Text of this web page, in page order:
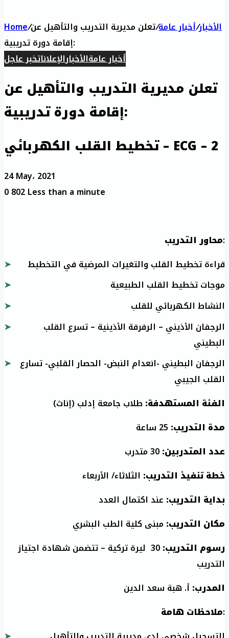
Home/ الأخبار/أخبار عامة/تعلن مديرية التدريب والتأهيل عن
إقامة دورة تدريبية:
أخبار عامةالأخبارالإعلاناتخبر عاجل
تعلن مديرية التدريب والتأهيل عن
إقامة دورة تدريبية:
تخطيط القلب الكهربائي – ECG – 2
24 May، 2021
0802Less than a minute
محاور التدريب:
قراءة تخطيط القلب والتغيرات المرضية في التخطيط
موجات تخطيط القلب الطبيعية
النشاط الكهربائي للقلب
الرجفان الأذيني – الرفرفة الأذينية – تسرع القلب
البطيني
الرجفان البطيني -انعدام النبض- الحصار القلبي- تسارع
القلب الجيبي
الفئة المستهدفة: طلاب جامعة إدلب (إناث)
مدة التدريب:
عدد المتدربين:
خطة تنفيذ التدريب: الثلاثاء/ الأربعاء
بداية التدريب: عند اكتمال العدد
مكان التدريب: مبنى كلية الطب البشري
رسوم التدريب:
30 ليرة تركية – تتضمن شهادة اجتياز
التدريب
المدرب: أ. هبة سعد الدين
ملاحظات هامة: